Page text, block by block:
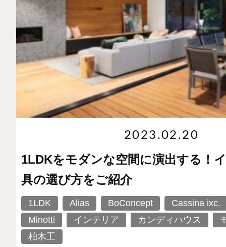
2023.02.20
1LDKをモダンな空間に演出する！
具の選び方をご紹介
1LDK Alias BoConcept
Cassina ixc.
Minotti
インテリア カンディハウス
柏木工